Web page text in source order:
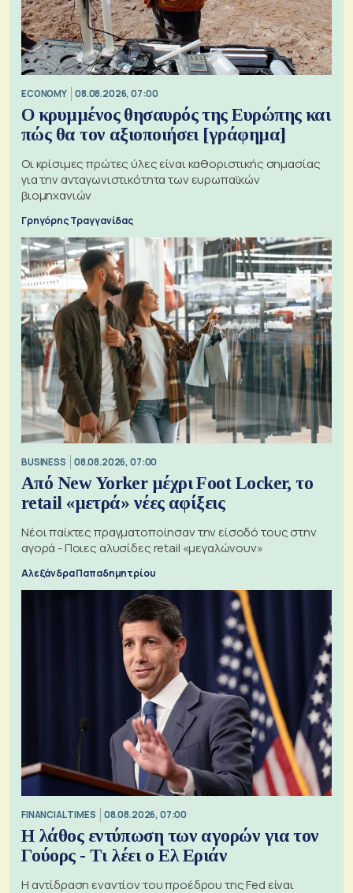
ECONOMY 08.08.2026, 07:00
Ο κρυμμένος θησαυρός της Ευρώπης και
πώς θα τον αξιοποιήσει [γράφημα]
Οι κρίσιμες πρώτες ύλες είναι καθοριστικής σημασίας
για την ανταγωνιστικότητα των ευρωπαϊκών
βιομηχανιών
Γρηγόρης Τραγγανίδας
BUSINESS 08.08.2026, 07:00
Από New Yorker μέχρι Foot Locker, το
retail «μετρά» νέες αφίξεις
Νέοι παίκτες πραγματοποίησαν την είσοδό τους στην
αγορά - Ποιες αλυσίδες retail «μεγαλώνουν»
Αλεξάνδρα Παπαδημητρίου
FINANCIAL TIMES 08.08.2026, 07:00
Η λάθος εντύπωση των αγορών για τον
Γούορς - Τι λέει ο Ελ Εριάν
Η αντίδραση εναντίον του προέδρου της Fed είναι